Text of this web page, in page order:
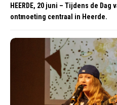
HEERDE, 20 juni – Tijdens de
ontmoeting centraal in Heerde.